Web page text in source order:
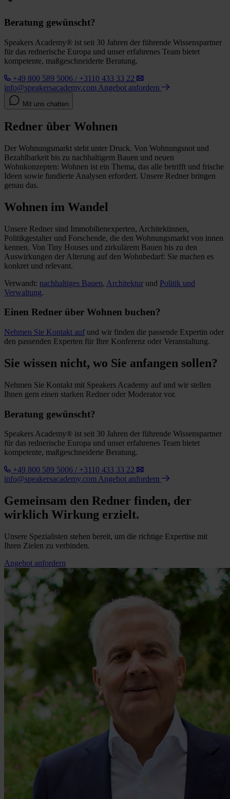
Beratung gewünscht?
Speakers Academy® ist seit 30 Jahren der führende Wissenspartner
für das rednerische Europa und unser erfahrenes Team bietet
kompetente, maßgeschneiderte Beratung.
+49 800 589 5006 / +3110 433 33 22
info@speakersacademy.com Angebot anfordern
Mit uns chatten
Redner über Wohnen
Der Wohnungsmarkt steht unter Druck. Von Wohnungsnot und
Bezahlbarkeit bis zu nachhaltigem Bauen und neuen
Wohnkonzepten: Wohnen ist ein Thema, das alle betrifft und frische
Ideen sowie fundierte Analysen erfordert. Unsere Redner bringen
genau das.
Wohnen im Wandel
Unsere Redner sind Immobilienexperten, Architektinnen,
Politikgestalter und Forschende, die den Wohnungsmarkt von innen
kennen. Von Tiny Houses und zirkulärem Bauen bis zu den
Auswirkungen der Alterung auf den Wohnbedarf: Sie machen es
konkret und relevant.
Verwandt: nachhaltiges Bauen, Architektur und Politik und
Verwaltung.
Einen Redner über Wohnen buchen?
Nehmen Sie Kontakt auf und wir finden die passende Expertin oder
den passenden Experten für Ihre Konferenz oder Veranstaltung.
Sie wissen nicht, wo Sie anfangen sollen?
Nehmen Sie Kontakt mit Speakers Academy auf und wir stellen
Ihnen gern einen starken Redner oder Moderator vor.
Beratung gewünscht?
Speakers Academy® ist seit 30 Jahren der führende Wissenspartner
für das rednerische Europa und unser erfahrenes Team bietet
kompetente, maßgeschneiderte Beratung.
+49 800 589 5006 / +3110 433 33 22
info@speakersacademy.com Angebot anfordern
Gemeinsam den Redner finden, der
wirklich Wirkung erzielt.
Unsere Spezialisten stehen bereit, um die richtige Expertise mit
Ihren Zielen zu verbinden.
Angebot anfordern